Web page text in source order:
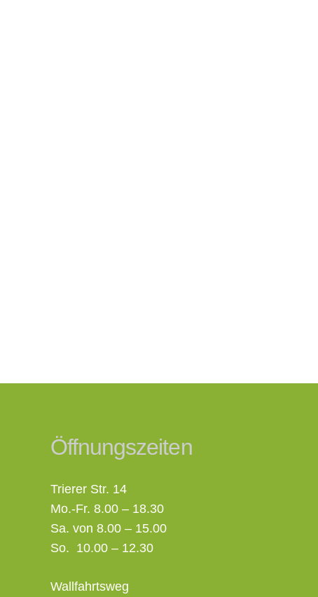
Öffnungszeiten
Trierer Str. 14
Mo.-Fr. 8.00 – 18.30
Sa. von 8.00 – 15.00
So. 10.00 – 12.30
Wallfahrtsweg